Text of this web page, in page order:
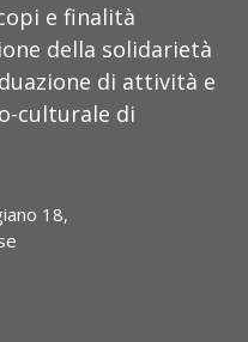
e finalità
della solidarietà
di attività e
culturale di
18,